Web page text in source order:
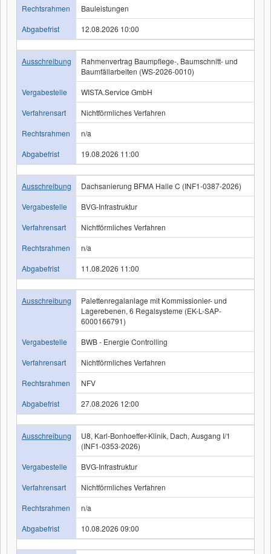
Rechtsrahmen
Bauleistungen
Abgabefrist
12.08.2026 10:00
Ausschreibung
Rahmenvertrag Baumpflege-, Baumschnitt- und
Baumfällarbeiten (WS-2026-0010)
Vergabestelle
WISTA.Service GmbH
Verfahrensart
Nichtförmliches Verfahren
Rechtsrahmen
n/a
Abgabefrist
19.08.2026 11:00
Ausschreibung
Dachsanierung BFMA Halle C (INF1-0387-2026)
Vergabestelle
BVG-Infrastruktur
Verfahrensart
Nichtförmliches Verfahren
Rechtsrahmen
n/a
Abgabefrist
11.08.2026 11:00
Ausschreibung
Palettenregalanlage mit Kommissionier- und
Lagerebenen, 6 Regalsysteme (EK-L-SAP-
6000166791)
Vergabestelle
BWB - Energie Controlling
Verfahrensart
Nichtförmliches Verfahren
Rechtsrahmen
NFV
Abgabefrist
27.08.2026 12:00
Ausschreibung
U8, Karl-Bonhoeffer-Klinik, Dach, Ausgang I/1
(INF1-0353-2026)
Vergabestelle
BVG-Infrastruktur
Verfahrensart
Nichtförmliches Verfahren
Rechtsrahmen
n/a
Abgabefrist
10.08.2026 09:00